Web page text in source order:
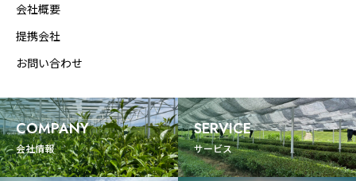
会社概要
提携会社
お問い合わせ
COMPANY
会社情報
SERVICE
サービス